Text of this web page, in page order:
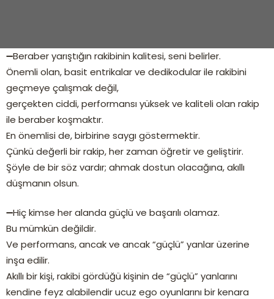
➖Beraber yarıştığın rakibinin kalitesi, seni belirler.
Önemli olan, basit entrikalar ve dedikodular ile rakibini
geçmeye çalışmak değil,
gerçekten ciddi, performansı yüksek ve kaliteli olan rakip
ile beraber koşmaktır.
En önemlisi de, birbirine saygı göstermektir.
Çünkü değerli bir rakip, her zaman öğretir ve geliştirir.
Şöyle de bir söz vardır; ahmak dostun olacağına, akıllı
düşmanın olsun.
➖Hiç kimse her alanda güçlü ve başarılı olamaz.
Bu mümkün değildir.
Ve performans, ancak ve ancak “güçlü” yanlar üzerine
inşa edilir.
Akıllı bir kişi, rakibi gördüğü kişinin de “güçlü” yanlarını
kendine feyz alabilendir ucuz ego oyunlarını bir kenara